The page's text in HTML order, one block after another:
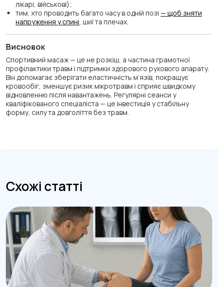
лікарі, військові);
тим, хто проводить багато часу в одній позі — щоб зняти
напруження у спині , шиї та плечах.
Висновок
Спортивний масаж — це не розкіш, а частина грамотної
профілактики травм і підтримки здорового рухового апарату.
Він допомагає зберігати еластичність м’язів, покращує
кровообіг, зменшує ризик мікротравм і сприяє швидкому
відновленню після навантажень. Регулярні сеанси у
кваліфікованого спеціаліста — це інвестиція у стабільну
форму, силу та довголіття без травм.
Схожі статті